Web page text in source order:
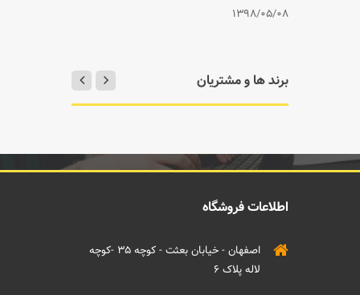
1398/05/08
برند ها و مشتریان
اطلاعات فروشگاه
اصفهان - خیابان بعثت - کوچه 35 -کوچه
لاله پلاک 6